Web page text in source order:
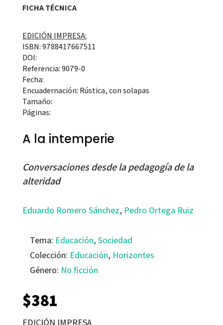
FICHA TÉCNICA
EDICIÓN IMPRESA:
ISBN: 9788417667511
DOI:
Referencia: 9079-0
Fecha:
Encuadernación: Rústica, con solapas
Tamaño:
Páginas:
A la intemperie
Conversaciones desde la pedagogía de la
alteridad
Eduardo Romero Sánchez, Pedro Ortega Ruiz
Tema: Educación, Sociedad
Colección: Educación, Horizontes
Género: No ficción
$381
EDICIÓN IMPRESA